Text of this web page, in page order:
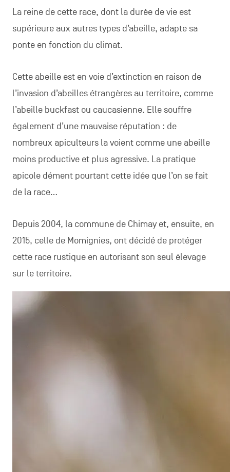
La reine de cette race, dont la durée de vie est
supérieure aux autres types d’abeille, adapte sa
ponte en fonction du climat.
Cette abeille est en voie d’extinction en raison de
l’invasion d’abeilles étrangères au territoire, comme
l’abeille buckfast ou caucasienne. Elle souffre
également d’une mauvaise réputation : de
nombreux apiculteurs la voient comme une abeille
moins productive et plus agressive. La pratique
apicole dément pourtant cette idée que l’on se fait
de la race…
Depuis 2004, la commune de Chimay et, ensuite, en
2015, celle de Momignies, ont décidé de protéger
cette race rustique en autorisant son seul élevage
sur le territoire.